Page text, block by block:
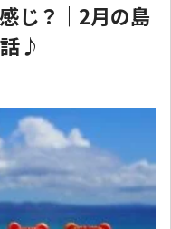
じ？｜2月の島
♪